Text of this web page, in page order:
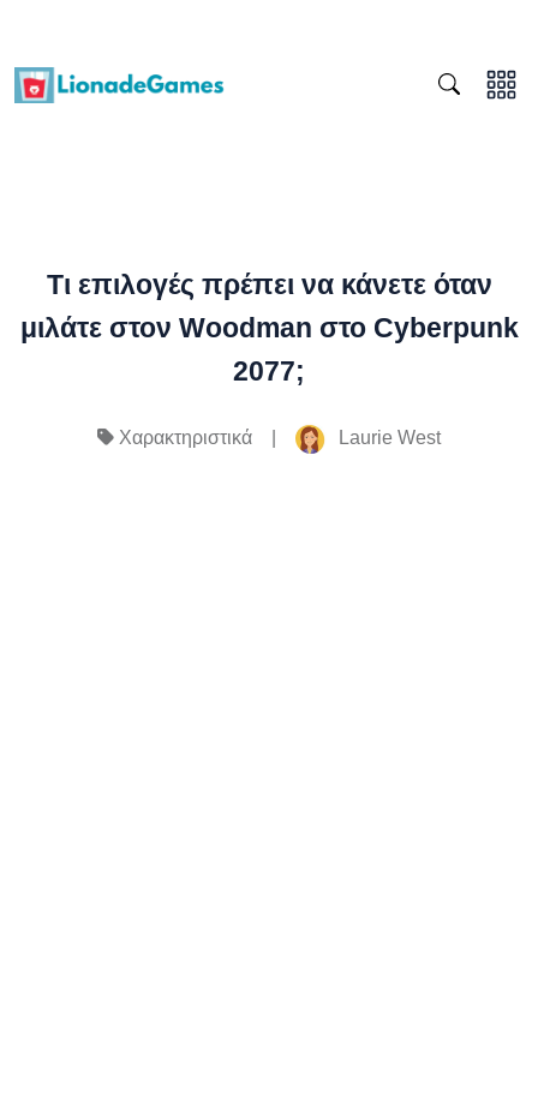
Τι επιλογές πρέπει να κάνετε όταν
μιλάτε στον Woodman στο Cyberpunk
2077;
Χαρακτηριστικά | Laurie West